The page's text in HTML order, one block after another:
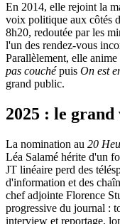
En 2014, elle rejoint la
voix politique aux côtés
8h20, redoutée par les
l'un des rendez-vous
Parallèlement, elle
pas couchépuis On est
grand public.
2025 : le
La nomination au 20
Léa Salamé hérite d'un
JT linéaire perd des
d'information et des
chef adjointe Florence
progressive du journal :
interview et reportage,